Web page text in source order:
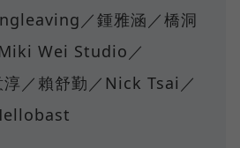
／鍾雅涵／橋洞
Wei Studio／
淳／賴舒勤／Nick Tsai／